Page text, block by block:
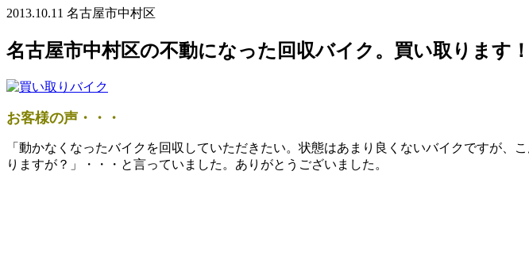
2013.10.11 名古屋市中村区
名古屋市中村区の不動になった回収バイク。買い取ります！
お客様の声・・・
「動かなくなったバイクを回収していただきたい。状態はあまり良くないバイクですが
りますが？」・・・と言っていました。ありがとうございました。